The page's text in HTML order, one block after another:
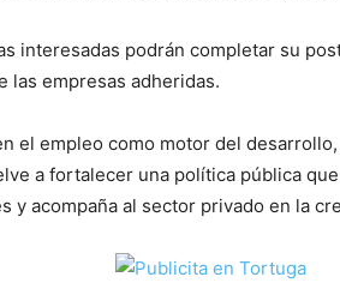
interesadas podrán completar su
las empresas adheridas.
el empleo como motor del
a fortalecer una política pública
y acompaña al sector privado en la